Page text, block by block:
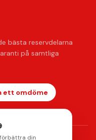
bästa reservdelarna
på samtliga
ett omdöme
din